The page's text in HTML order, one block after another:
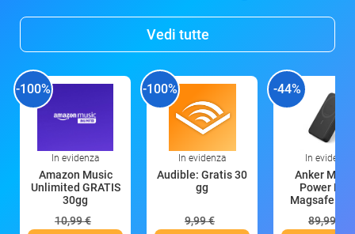
Vedi tutte
-100%
In evidenza
Amazon Music
Unlimited GRATIS
30gg
10,99 €
-100%
In evidenza
Audible: Gratis 30
gg
9,99 €
-44%
In evidenza
Anker
Power
Magsafe
89,99 €